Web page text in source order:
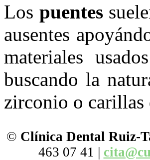
Los puentes
ausentes
materiales
buscando la
zirconio o carillas
© Clínica Dental Ruiz-
463 07 41 |